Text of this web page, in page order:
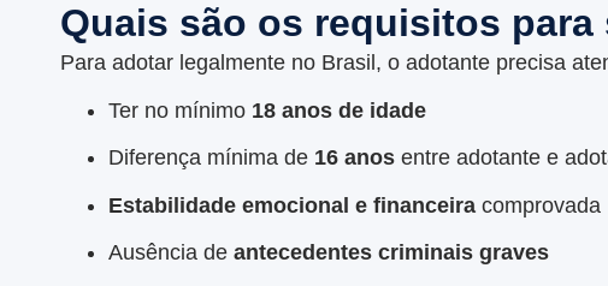
Quais são os requisitos
Para adotar legalmente no Brasil, o adotante precisa
Ter no mínimo 18 anos de idade
Diferença mínima de 16 anos entre adotante e
Estabilidade emocional e financeira comprovada
Ausência de antecedentes criminais graves